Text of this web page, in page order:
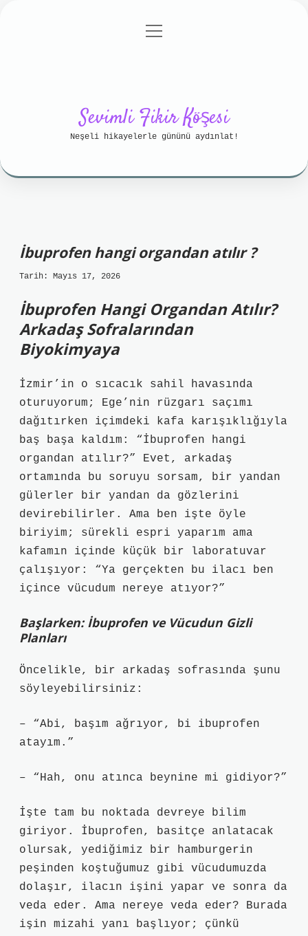
Gizlilik Politikası
menüyü
Sevimli Fikir Köşesi
Neşeli hikayelerle gününü aydınlat!
İbuprofen hangi organdan atılır ?
Tarih: Mayıs 17, 2026
İbuprofen Hangi Organdan Atılır?
Arkadaş Sofralarından
Biyokimyaya
İzmir’in o sıcacık sahil havasında
oturuyorum; Ege’nin rüzgarı saçımı
dağıtırken içimdeki kafa karışıklığıyla
baş başa kaldım: “İbuprofen hangi
organdan atılır?” Evet, arkadaş
ortamında bu soruyu sorsam, bir yandan
gülerler bir yandan da gözlerini
devirebilirler. Ama ben işte öyle
biriyim; sürekli espri yaparım ama
kafamın içinde küçük bir laboratuvar
çalışıyor: “Ya gerçekten bu ilacı ben
içince vücudum nereye atıyor?”
Başlarken: İbuprofen ve Vücudun Gizli
Planları
Öncelikle, bir arkadaş sofrasında şunu
söyleyebilirsiniz:
– “Abi, başım ağrıyor, bi ibuprofen
atayım.”
– “Hah, onu atınca beynine mi gidiyor?”
İşte tam bu noktada devreye bilim
giriyor. İbuprofen, basitçe anlatacak
olursak, yediğimiz bir hamburgerin
peşinden koştuğumuz gibi vücudumuzda
dolaşır, ilacın işini yapar ve sonra da
veda eder. Ama nereye veda eder? Burada
işin mizahi yanı başlıyor; çünkü